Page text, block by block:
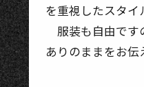
を重視したスタイ
服装も自由です
ありのままをお伝